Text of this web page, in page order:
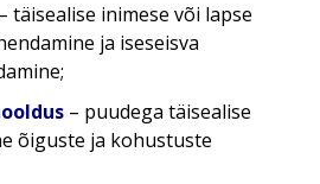
– täisealise inimese või lapse
ja iseseisva
– puudega täisealise
õiguste ja kohustuste